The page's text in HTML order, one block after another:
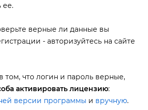
ее.
верные ли данные вы
- авторизуйтесь на сайте
том, что логин и пароль верные,
активировать лицензию:
версии программы и ручную.